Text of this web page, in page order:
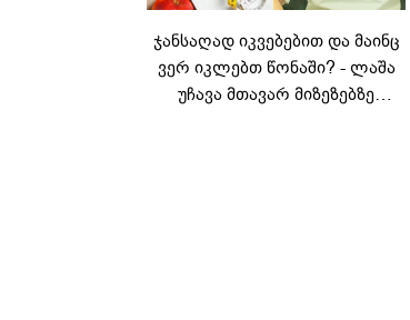
ჯანსაღად იკვებებით და მაინც
ვერ იკლებთ წონაში? - ლაშა
უჩავა მთავარ მიზეზებზე